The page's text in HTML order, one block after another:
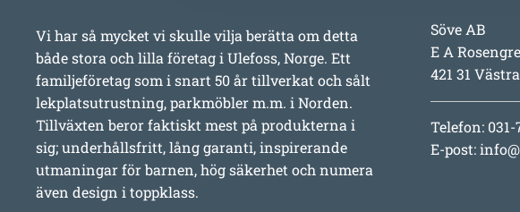
Vi har så mycket vi skulle vilja berätta om detta
både stora och lilla företag i Ulefoss, Norge. Ett
familjeföretag som i snart 50 år tillverkat och sålt
lekplatsutrustning, parkmöbler m.m. i Norden.
Tillväxten beror faktiskt mest på produkterna i
sig; underhållsfritt, lång garanti, inspirerande
utmaningar för barnen, hög säkerhet och numera
även design i toppklass.
Söve AB
E A
421 31
Telefon: 031-
E-post: